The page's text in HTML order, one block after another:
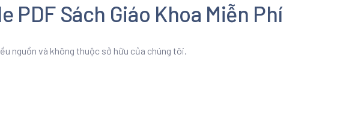
PDF Sách Giáo Khoa Miễn Phí
nguồn và không thuộc sở hữu của chúng tôi.